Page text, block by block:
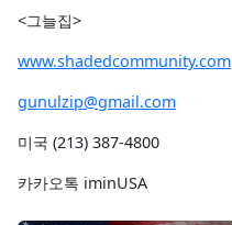
<그늘집>
www.shadedcommunity.com
gunulzip@gmail.com
미국 (213) 387-4800
카카오톡 iminUSA